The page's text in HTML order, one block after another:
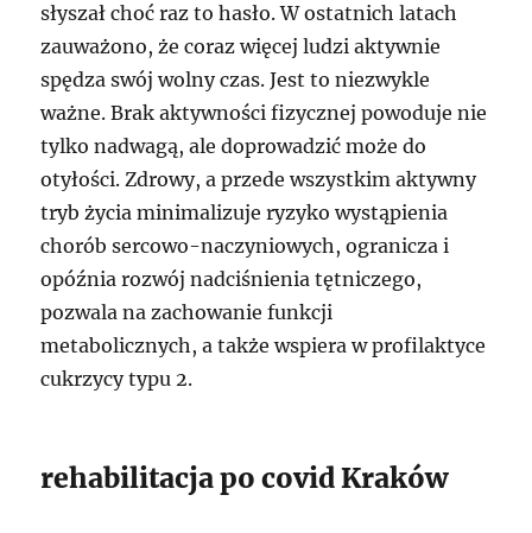
słyszał choć raz to hasło. W ostatnich latach
zauważono, że coraz więcej ludzi aktywnie
spędza swój wolny czas. Jest to niezwykle
ważne. Brak aktywności fizycznej powoduje nie
tylko nadwagą, ale doprowadzić może do
otyłości. Zdrowy, a przede wszystkim aktywny
tryb życia minimalizuje ryzyko wystąpienia
chorób sercowo-naczyniowych, ogranicza i
opóźnia rozwój nadciśnienia tętniczego,
pozwala na zachowanie funkcji
metabolicznych, a także wspiera w profilaktyce
cukrzycy typu 2.
rehabilitacja po covid Kraków